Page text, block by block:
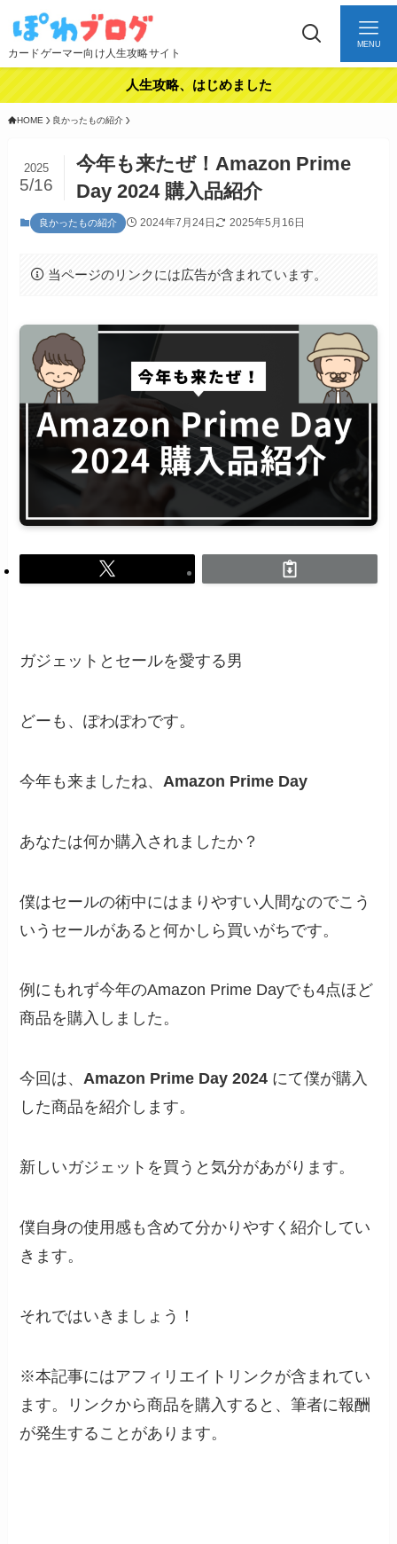
カードゲーマー向け人生攻略サイト
MENU
人生攻略、はじめました
HOME 良かったもの紹介
今年も来たぜ！Amazon Prime
Day 2024 購入品紹介
2025
5/16
良かったもの紹介 2024年7月24日 2025年5月16日
当ページのリンクには広告が含まれています。
ガジェットとセールを愛する男
どーも、ぽわぽわです。
今年も来ましたね、 Amazon Prime Day
あなたは何か購入されましたか？
僕はセールの術中にはまりやすい人間なのでこう
いうセールがあると何かしら買いがちです。
例にもれず今年のAmazon Prime Dayでも4点ほど
商品を購入しました。
今回は、Amazon Prime Day 2024 にて僕が購入
した商品を紹介します。
新しいガジェットを買うと気分があがります。
僕自身の使用感も含めて分かりやすく紹介してい
きます。
それではいきましょう！
※本記事にはアフィリエイトリンクが含まれてい
ます。リンクから商品を購入すると、筆者に報酬
が発生することがあります。